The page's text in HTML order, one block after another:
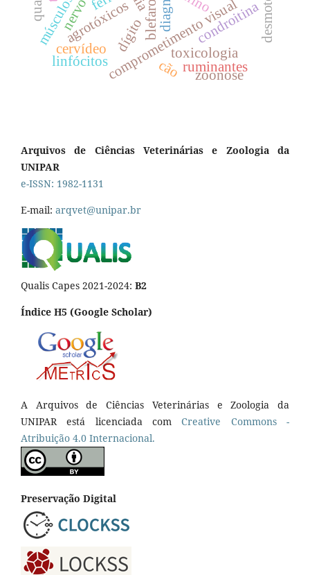
comprometimento visual
dígito
agrotóxicos
toxicologia
cervídeo
condroitina
ruminantes
cão zoonose
linfócitos
Arquivos de Ciências Veterinárias e Zoologia da
UNIPAR
e-ISSN: 1982-1131
E-mail: arqvet@unipar.br
Qualis Capes 2021-2024: B2
Índice H5 (Google Scholar)
A Arquivos de Ciências Veterinárias e Zoologia da
UNIPAR está licenciada comCreative Commons -
Atribuição 4.0 Internacional.
Preservação Digital